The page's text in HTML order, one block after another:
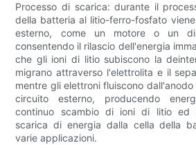
Processo di scarica: durante il
della batteria al litio-ferro-fosfato
esterno, come un motore o un
consentendo il rilascio dell'energia
che gli ioni di litio subiscono la
migrano attraverso l'elettrolita e il
mentre gli elettroni fluiscono
circuito esterno, producendo
continuo scambio di ioni di litio ed
scarica di energia dalla cella della
varie applicazioni.